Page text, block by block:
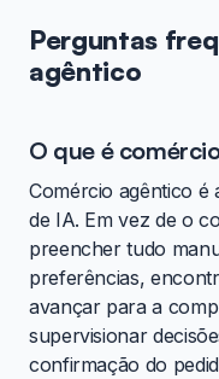
Perguntas
agêntico
O que é
Comércio agêntico é
de IA. Em vez de o
preencher tudo
preferências,
avançar para a
supervisionar
confirmação do